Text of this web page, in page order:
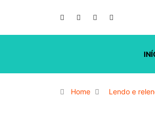
Home Lendo e